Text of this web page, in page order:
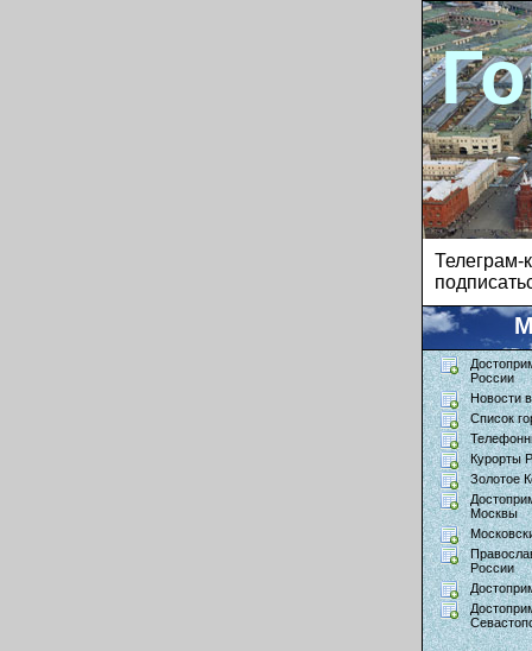
России
Новости
Список
Курорты
Золотое
Москвы
России